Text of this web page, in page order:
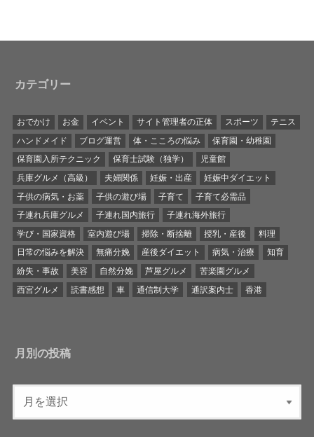
カテゴリー
おでかけ お金 イベント サイト管理者の正体 スポーツ
テニス
ハンドメイド
ブログ運営 体・こころの悩み
保育園・幼稚園
保育園入所テクニック
保育士試験（独学）
児童館
兵庫グルメ（高級）
夫婦関係 妊娠・出産
妊娠中ダイエット
子供の病気・お薬
子供の遊び場 子育て
子育て必需品
子連れ兵庫グルメ
子連れ国内旅行
子連れ海外旅行
学び・国家資格
室内遊び場 掃除・断捨離 授乳・産後
料理
日常の悩みを解決
無痛分娩 産後ダイエット 病気・治療
知育
紛失・事故
美容 自然分娩 芦屋グルメ
苦楽園グルメ
西宮グルメ
読書感想 車 通信制大学 通訳案内士 香港
月別の投稿